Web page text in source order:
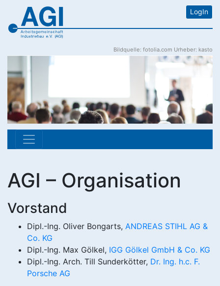
LogIn
Bildquelle: fotolia.com Urheber: kasto
AGI – Organisation
Vorstand
Dipl.-Ing. Oliver Bongarts, ANDREAS STIHL AG &
Co. KG
Dipl.-Ing. Max Gölkel, IGG Gölkel GmbH & Co. KG
Dipl.-Ing. Arch. Till Sunderkötter, Dr. Ing. h.c. F.
Porsche AG